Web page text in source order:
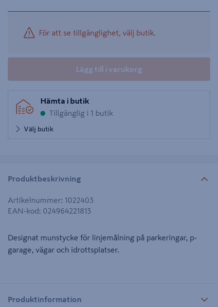
För att se tillgänglighet, välj butik.
Lägg till i varukorg
Hämta i butik
Tillgänglig i 1 butik
Välj butik
Produktbeskrivning
Artikelnummer: 1022403
EAN-kod: 024964221813
Designat munstycke för linjemålning på parkeringar, p-
garage, vägar och idrottsplatser.
Produktinformation